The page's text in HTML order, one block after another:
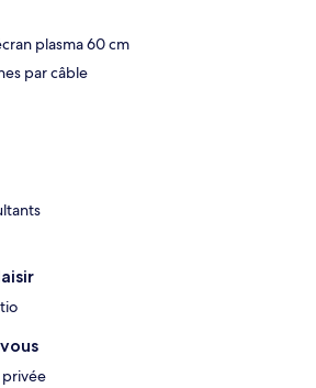
plasma 60 cm
par câble
privée